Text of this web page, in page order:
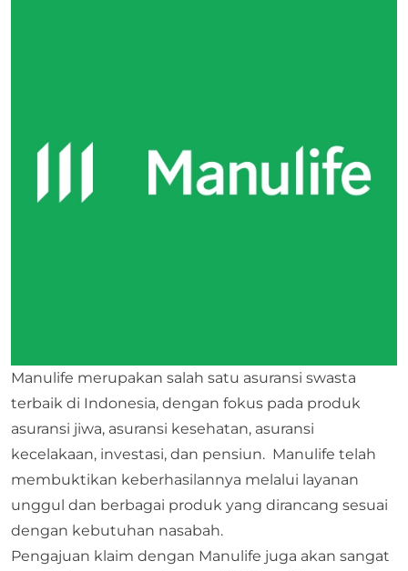
Manulife merupakan salah satu asuransi swasta
terbaik di Indonesia, dengan fokus pada produk
asuransi jiwa, asuransi kesehatan, asuransi
kecelakaan, investasi, dan pensiun. Manulife telah
membuktikan keberhasilannya melalui layanan
unggul dan berbagai produk yang dirancang sesuai
dengan kebutuhan nasabah.
Pengajuan klaim dengan Manulife juga akan sangat